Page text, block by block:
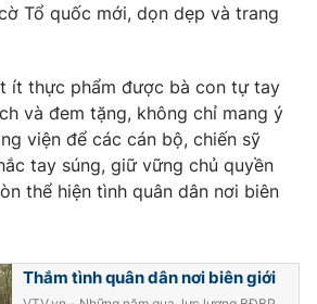
Truyền hình Việt Nam
báo VTV
in và báo điện tử số 483/GP-BTTTT
Thủy
355 931 - 024.38 355 932
Tổ quốc mới, dọn dẹp và trang
ít thực phẩm được bà con tự tay
và đem tặng, không chỉ mang ý
viện để các cán bộ, chiến sỹ
tay súng, giữ vững chủ quyền
thể hiện tình quân dân nơi biên
Thắm tình quân dân nơi biên giới